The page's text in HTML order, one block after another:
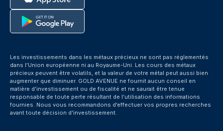
Les investissements dans les métaux précieux ne sont pas réglementés
dans l’Union européenne ni au Royaume-Uni. Les cours des métaux
précieux peuvent être volatils, et la valeur de votre métal peut aussi bien
augmenter que diminuer. GOLD AVENUE ne fournit aucun conseil en
matière d’investissement ou de fiscalité et ne saurait être tenue
responsable de toute perte résultant de l’utilisation des informations
fournies. Nous vous recommandons d’effectuer vos propres recherches
avant toute décision d’investissement.